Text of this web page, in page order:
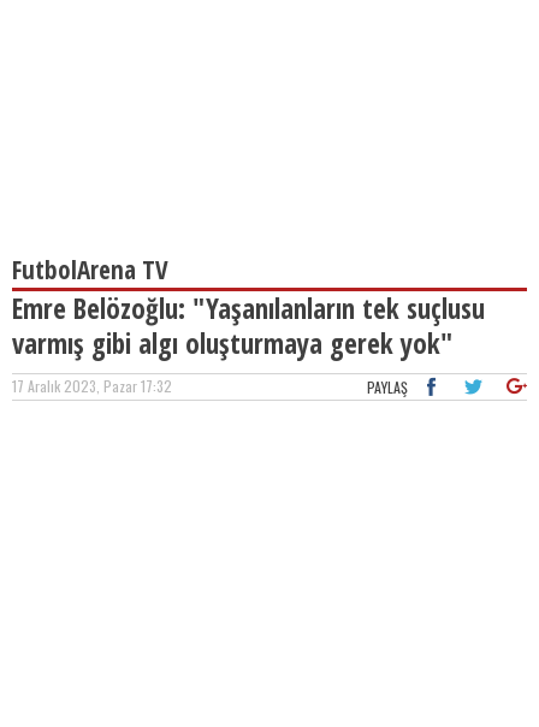
FutbolArena TV
Emre Belözoğlu: "Yaşanılanların tek suçlusu
varmış gibi algı oluşturmaya gerek yok"
17 Aralık 2023, Pazar 17:32 PAYLAŞ